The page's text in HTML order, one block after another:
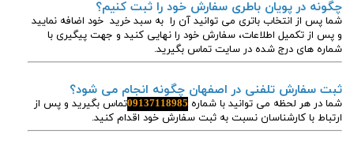
چگونه در پویان باطری سفارش خود را ثبت کنیم؟
شما پس از انتخاب باتری می توانید آن را به سبد خرید خود اضافه نمایید
و پس از تکمیل اطلاعات، سفارش خود را نهایی کنید و جهت پیگیری با
شماره های درج شده در سایت تماس بگیرید.
ثبت سفارش تلفنی در اصفهان چگونه انجام می شود؟
شما در هر لحظه می توانید با شماره 09137118985تماس بگیرید و پس از
ارتباط با کارشناسان نسبت به ثبت سفارش خود اقدام کنید.